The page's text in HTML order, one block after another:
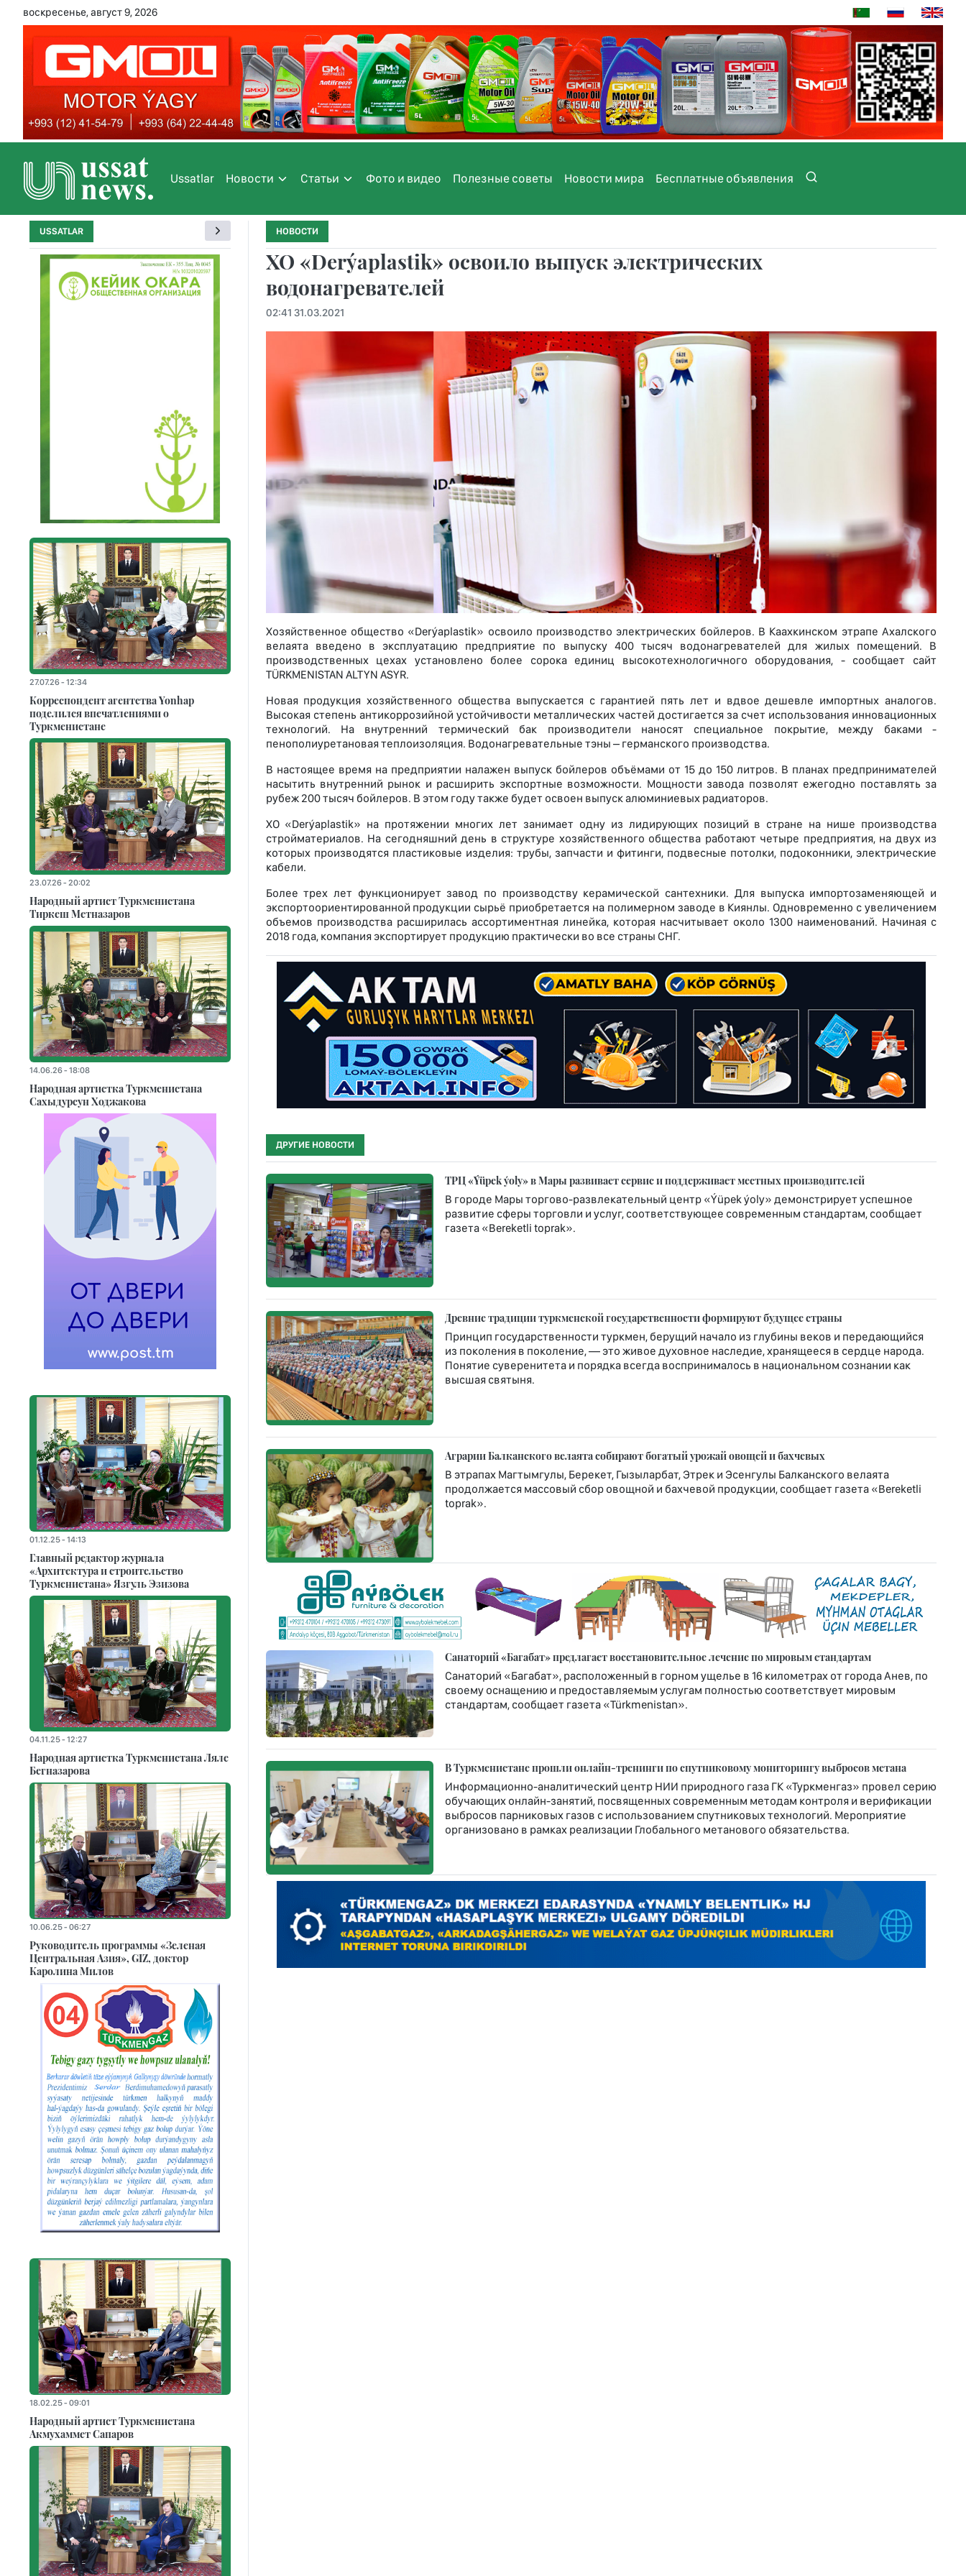
воскресенье, август 9, 2026
Ussatlar Новости Статьи Фото и видео Полезные советы Новости мира Бесплатные объявления
НОВОСТИ
ХО «Derýaplastik» освоило выпуск электрических
водонагревателей
02:41 31.03.2021
Хозяйственное общество «Derýaplastik» освоило производство электрических бойлеров. В Каахкинском этрапе Ахалского
велаята введено в эксплуатацию предприятие по выпуску 400 тысяч водонагревателей для жилых помещений. В
производственных цехах установлено более сорока единиц высокотехнологичного оборудования, - сообщает сайт
TÜRKMENISTAN ALTYN ASYR.
Новая продукция хозяйственного общества выпускается с гарантией пять лет и вдвое дешевле импортных аналогов.
Высокая степень антикоррозийной устойчивости металлических частей достигается за счет использования инновационных
технологий. На внутренний термический бак производители наносят специальное покрытие, между баками -
пенополиуретановая теплоизоляция. Водонагревательные тэны – германского производства.
В настоящее время на предприятии налажен выпуск бойлеров объёмами от 15 до 150 литров. В планах предпринимателей
насытить внутренний рынок и расширить экспортные возможности. Мощности завода позволят ежегодно поставлять за
рубеж 200 тысяч бойлеров. В этом году также будет освоен выпуск алюминиевых радиаторов.
ХО «Derýaplastik» на протяжении многих лет занимает одну из лидирующих позиций в стране на нише производства
стройматериалов. На сегодняшний день в структуре хозяйственного общества работают четыре предприятия, на двух из
которых производятся пластиковые изделия: трубы, запчасти и фитинги, подвесные потолки, подоконники, электрические
кабели.
Более трех лет функционирует завод по производству керамической сантехники. Для выпуска импортозаменяющей и
экспортоориентированной продукции сырьё приобретается на полимерном заводе в Киянлы. Одновременно с увеличением
объемов производства расширилась ассортиментная линейка, которая насчитывает около 1300 наименований. Начиная с
2018 года, компания экспортирует продукцию практически во все страны СНГ.
ДРУГИЕ НОВОСТИ
ТРЦ «Ýüpek ýoly» в Мары развивает сервис и поддерживает местных производителей
В городе Мары торгово-развлекательный центр «Ýüpek ýoly» демонстрирует успешное
развитие сферы торговли и услуг, соответствующее современным стандартам, сообщает
газета «Bereketli toprak».
Древние традиции туркменской государственности формируют будущее страны
Принцип государственности туркмен, берущий начало из глубины веков и передающийся
из поколения в поколение, — это живое духовное наследие, хранящееся в сердце народа.
Понятие суверенитета и порядка всегда воспринималось в национальном сознании как
высшая святыня.
Аграрии Балканского велаята собирают богатый урожай овощей и бахчевых
В этрапах Магтымгулы, Берекет, Гызыларбат, Этрек и Эсенгулы Балканского велаята
продолжается массовый сбор овощной и бахчевой продукции, сообщает газета «Bereketli
toprak».
Санаторий «Багабат» предлагает восстановительное лечение по мировым стандартам
Санаторий «Багабат», расположенный в горном ущелье в 16 километрах от города Анев, по
своему оснащению и предоставляемым услугам полностью соответствует мировым
стандартам, сообщает газета «Türkmenistan».
В Туркменистане прошли онлайн-тренинги по спутниковому мониторингу выбросов метана
Информационно-аналитический центр НИИ природного газа ГК «Туркменгаз» провел серию
обучающих онлайн-занятий, посвященных современным методам контроля и верификации
выбросов парниковых газов с использованием спутниковых технологий. Мероприятие
организовано в рамках реализации Глобального метанового обязательства.
USSATLAR
27.07.26 - 12:34
Корреспондент агентства Yonhap
поделился впечатлениями о
Туркменистане
23.07.26 - 20:02
Народный артист Туркменистана
Тиркеш Мeтназаров
14.06.26 - 18:08
Народная артистка Туркменистана
Сахыдурсун Ходжакова
01.12.25 - 14:13
Главный редактор журнала
«Архитектура и строительство
Туркменистана» Язгуль Эзизова
04.11.25 - 12:27
Народная артистка Туркменистана Ляле
Бегназарова
10.06.25 - 06:27
Руководитель программы «Зеленая
Центральная Азия», GIZ, доктор
Каролина Милов
18.02.25 - 09:01
Народный артист Туркменистана
Акмухаммет Сапаров